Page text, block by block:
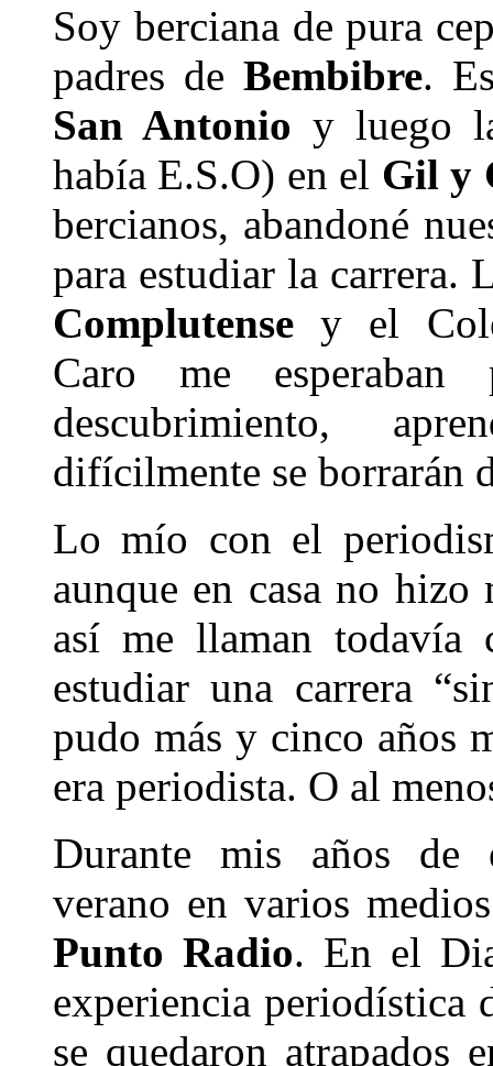
Soy berciana de pura
padres de Bembibre.
San Antonio y luego
había E.S.O) en el Gil y
bercianos, abandoné
para estudiar la carrera.
Complutense y el
Caro me
descubrimiento,
difícilmente se borrarán
Lo mío con el
aunque en casa no
así me llaman todavía
estudiar una carrera
pudo más y cinco años
era periodista. O al
Durante mis años de
verano en varios
Punto Radio. En el
experiencia periodística
se quedaron atrapados